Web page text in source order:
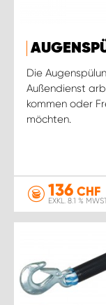
Die
Außendienst
kommen oder
möchten.
136 CHF
EXKL. 8.1 %